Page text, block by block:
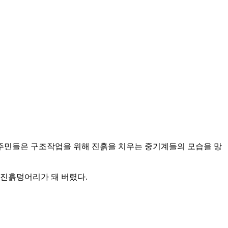
들은 구조작업을 위해 진흙을 치우는 중기계들의 모습을 망
흙덩어리가 돼 버렸다.